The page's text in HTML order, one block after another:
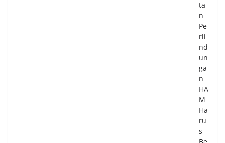
ta
n
Pe
rli
nd
un
ga
n
HA
M
Ha
ru
s